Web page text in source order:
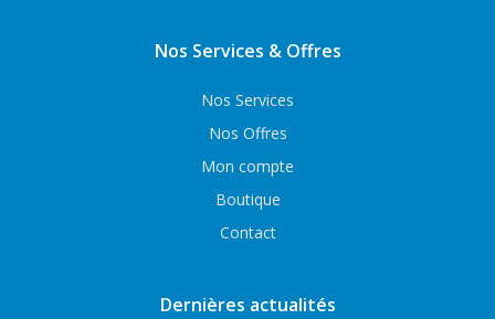
Nos Services & Offres
Nos Services
Nos Offres
Mon compte
Boutique
Contact
Dernières actualités